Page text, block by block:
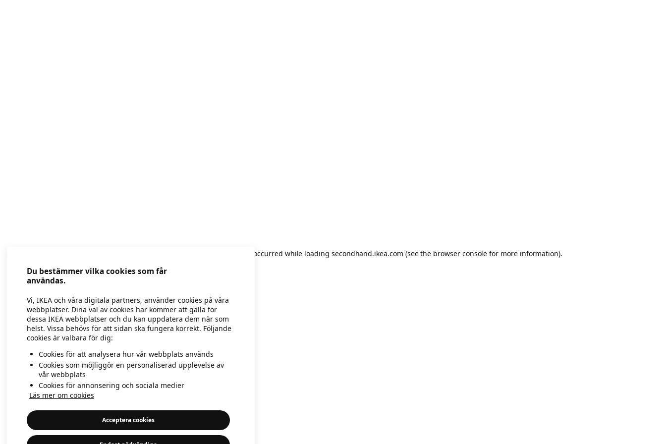
Application error: a client-side exception has occurred while loading secondhand.ikea.com (see the browser console for more information).
Du bestämmer vilka cookies som får
användas.
Vi, IKEA och våra digitala partners, använder cookies på våra
webbplatser. Dina val av cookies här kommer att gälla för
dessa IKEA webbplatser och du kan uppdatera dem när som
helst. Vissa behövs för att sidan ska fungera korrekt. Följande
cookies är valbara för dig:
Cookies för att analysera hur vår webbplats används
Cookies som möjliggör en personaliserad upplevelse av
vår webbplats
Cookies för annonsering och sociala medier
Läs mer om cookies
Acceptera cookies